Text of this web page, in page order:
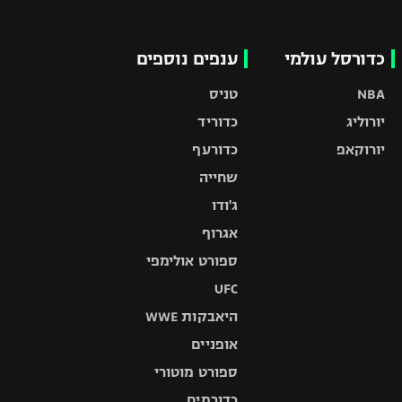
כדורסל עולמי
NBA
יורוליג
יורוקאפ
ענפים נוספים
טניס
כדוריד
כדורעף
שחייה
ג'ודו
אגרוף
ספורט אולימפי
UFC
היאבקות WWE
אופניים
ספורט מוטורי